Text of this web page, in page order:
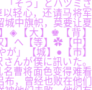
「そう」とハツミさ
轻心，还请马将军
城中旗帜，莫要让夏
◈【大】♚【背】
へ【等】✿【中】
」【城】●【市】
んが僕に訊いた。
曹将面色变得难看
，曾经也败在他们